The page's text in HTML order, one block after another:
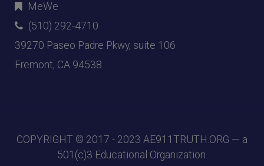
MeWe
(510) 292-4710
39270 Paseo Padre Pkwy, suite 106
Fremont, CA 94538
COPYRIGHT © 2017 - 2023 AE911TRUTH.ORG — a
501(c)3 Educational Organization.